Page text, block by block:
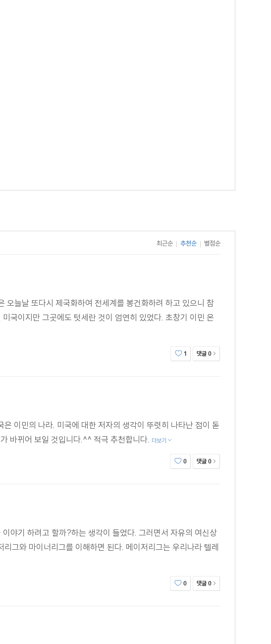
최근순 | 추천순 | 별점순
오늘날 또다시 제국화하여 전세계를 봉건화하려 하고 있으니 참
국이지만 그곳에도 텃세란 것이 엄연히 있었다. 초창기 이민 온
1 댓글 0
이민의 나라. 미국에 대한 저자의 생각이 뚜렷히 나타난 점이 돋
바뀌어 보일 것입니다.^^ 적극 추천합니다. 더보기
0 댓글 0
야기 하려고 할까?하는 생각이 들었다. 그러면서 자유의 여신상
그와 마이너리그를 이해하면 된다. 메이저리그는 우리나라 텔레
0 댓글 0